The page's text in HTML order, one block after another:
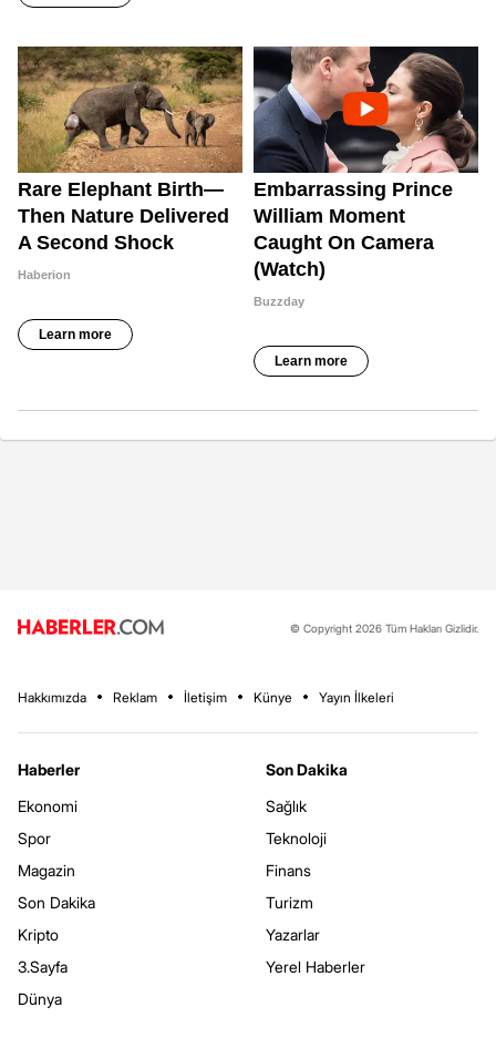
© Copyright 2026 Tüm Hakları Gizlidir.
Hakkımızda Reklam İletişim Künye Yayın İlkeleri
Haberler
Ekonomi
Spor
Magazin
Son Dakika
Kripto
3.Sayfa
Dünya
Son Dakika
Sağlık
Teknoloji
Finans
Turizm
Yazarlar
Yerel Haberler